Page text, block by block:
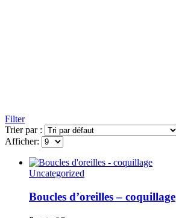
Filter
Trier par :
Afficher:
Uncategorized
Boucles d’oreilles – coquillage